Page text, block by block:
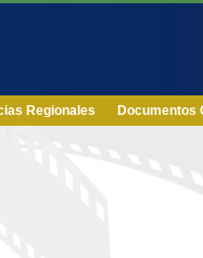
Regionales Documentos